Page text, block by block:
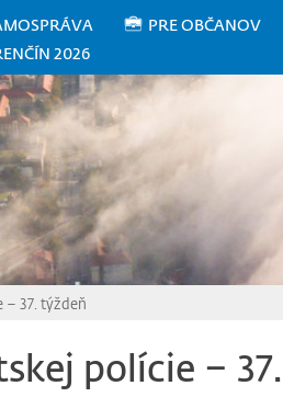
PRE OBČANOV
2026
– 37. týždeň
polície –